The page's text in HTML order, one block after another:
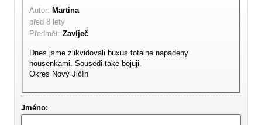
Autor: Martina
před 8 lety
Předmět: Zavíječ
Dnes jsme zlikvidovali buxus totalne napadeny
housenkami. Sousedi take bojuji.
Okres Nový Jičín
Jméno: